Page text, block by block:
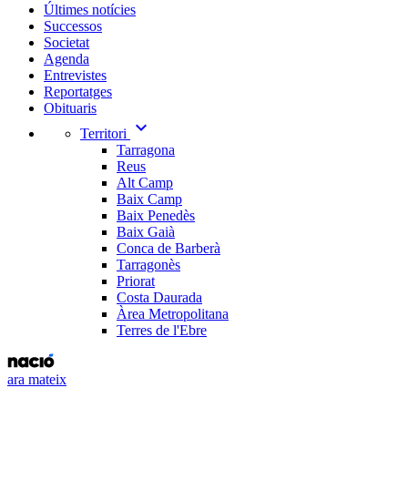
Últimes notícies
Successos
Societat
Agenda
Entrevistes
Reportatges
Obituaris
Territori
expand_more
Tarragona
Reus
Alt Camp
Baix Camp
Baix Penedès
Baix Gaià
Conca de Barberà
Tarragonès
Priorat
Costa Daurada
Àrea Metropolitana
Terres de l'Ebre
ara mateix